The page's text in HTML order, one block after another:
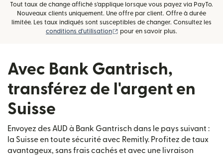
Tout taux de change affiché s'applique lorsque vous payez via PayTo.
Nouveaux clients uniquement. Une offre par client. Offre à durée
limitée. Les taux indiqués sont susceptibles de changer. Consultez les
conditions d'utilisation
(s'ouvre dans une nouvelle fenêtre)
pour en savoir plus.
Avec Bank Gantrisch,
transférez de l'argent en
Suisse
Envoyez des AUD à Bank Gantrisch dans le pays suivant :
la Suisse en toute sécurité avec Remitly. Profitez de taux
avantageux, sans frais cachés et avec une livraison